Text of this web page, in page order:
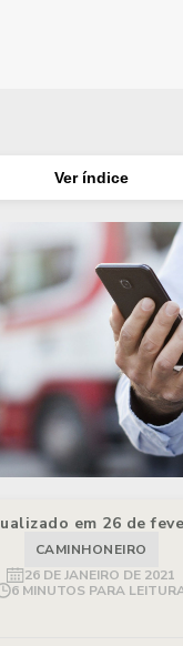
Ver índice
em 26 de
CAMINHONEIRO
26 DE JANEIRO DE 2021
6 MINUTOS PARA